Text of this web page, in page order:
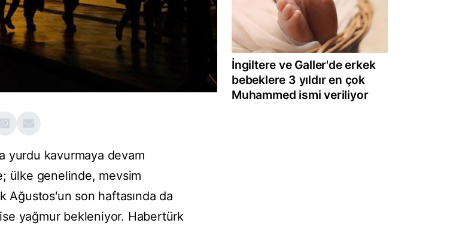
yurdu kavurmaya devam
ülke genelinde, mevsim
Ağustos'un son haftasında da
yağmur bekleniyor. Habertürk
İngiltere ve Galler'de erkek
bebeklere 3 yıldır en çok
Muhammed ismi veriliyor